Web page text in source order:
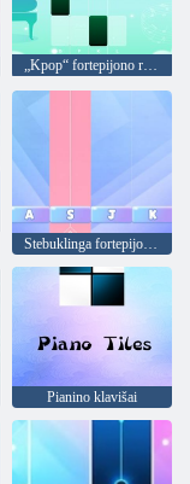
„Kpop“ fortepijono ritmai
Pianino klavišai